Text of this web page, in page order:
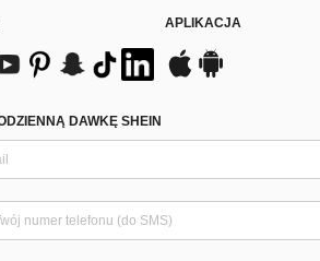
APLIKACJA
DAWKĘ SHEIN